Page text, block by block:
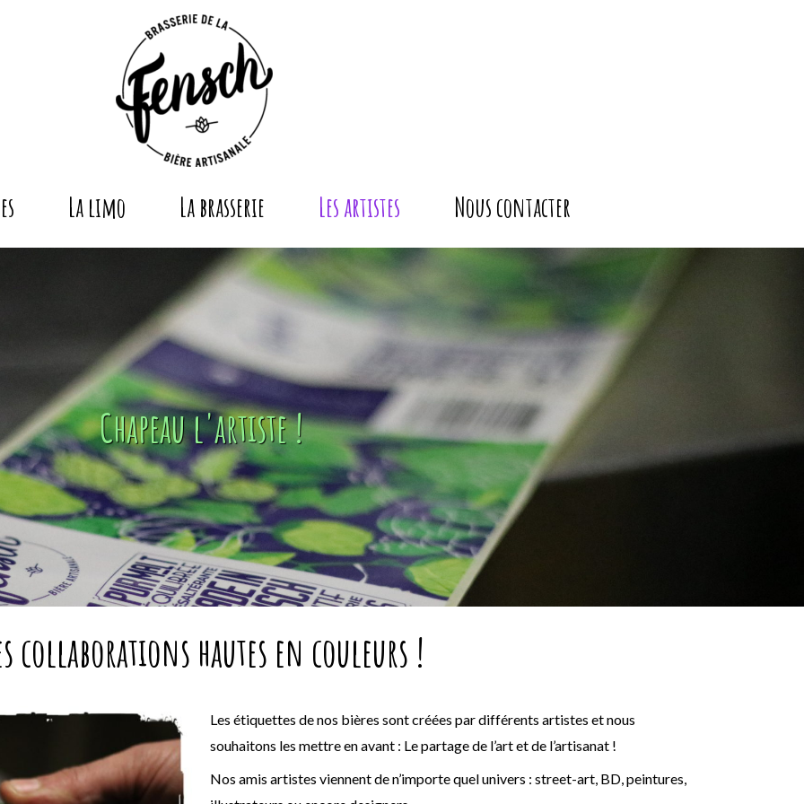
La limo La brasserie Les artistes Nous contacter
Chapeau l'artiste !
collaborations hautes en couleurs !
Les étiquettes de nos bières sont créées par différents artistes et nous
souhaitons les mettre en avant : Le partage de l’art et de l’artisanat !
Nos amis artistes viennent de n’importe quel univers : street-art, BD, peintures,